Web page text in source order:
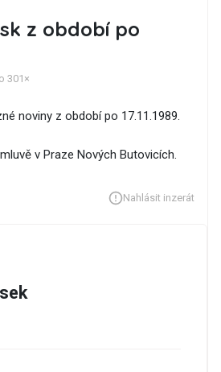
z období po
301×
noviny z období po 17.11.1989.
v Praze Nových Butovicích.
Nahlásit inzerát